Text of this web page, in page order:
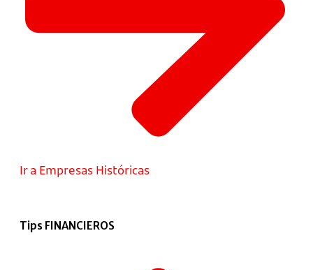
Ir a Empresas Históricas
Tips FINANCIEROS